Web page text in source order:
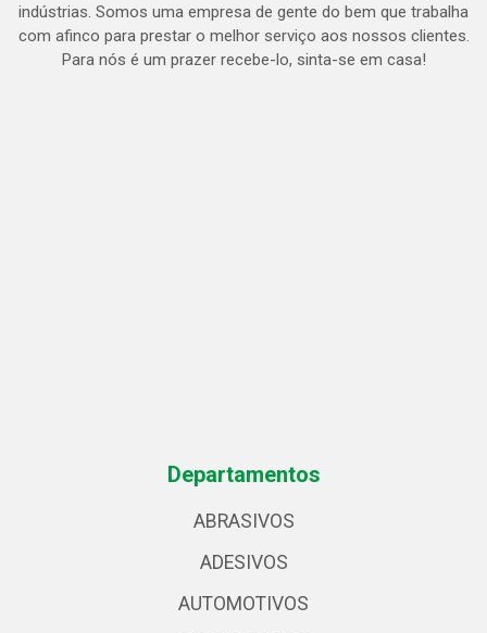
indústrias. Somos uma empresa de gente do bem que trabalha
com afinco para prestar o melhor serviço aos nossos clientes.
Para nós é um prazer recebe-lo, sinta-se em casa!
Departamentos
ABRASIVOS
ADESIVOS
AUTOMOTIVOS